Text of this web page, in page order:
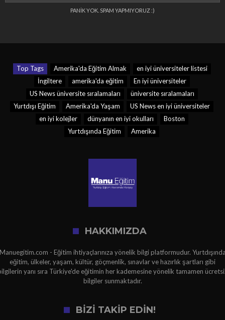
PANİK YOK. SPAM YAPMIYORUZ :)
Top Tags Amerika'da Eğitim Almak
en iyi üniversiteler listesi
İngiltere
amerika'da eğitim
En iyi üniversiteler
US News üniversite sıralamaları
üniversite sıralamaları
Yurtdışı Eğitim
Amerika'da Yaşam
US News en iyi üniversiteler
en iyi kolejler
dünyanın en iyi okulları
Boston
Yurtdışında Eğitim
Amerika
HAKKIMIZDA
- Eğitim ihtiyaçlarınıza yönelik bilgi platformudur.
eğitim, ülkeler, yaşam, kültür, göçmenlik, sınavlar ve hazırlık şartları gibi
yanı sıra Türkiye'de eğitimin her kademesine yönelik tamamen
bilgiler sunmaktadır.
BİZİ TAKİP EDİN!